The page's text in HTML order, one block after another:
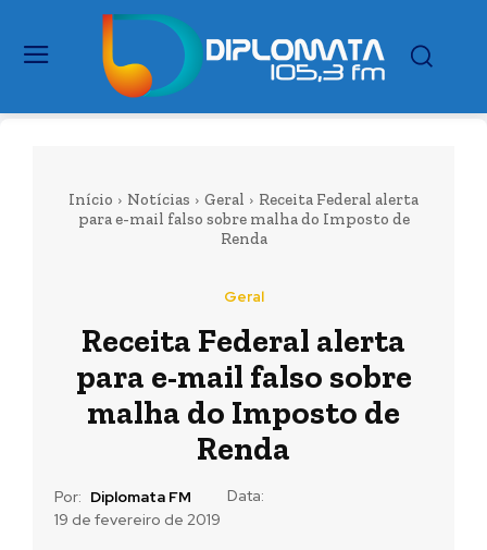
Início Notícias Geral
Receita Federal alerta
para e-mail falso sobre malha do Imposto de
Renda
Geral
Receita Federal alerta
para e-mail falso sobre
malha do Imposto de
Renda
Por: Diplomata FM
Data:
19 de fevereiro de 2019